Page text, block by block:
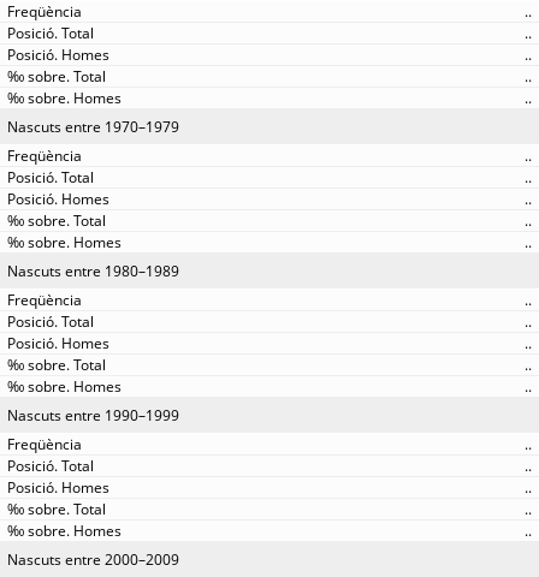
..
..
..
..
..
Nascuts entre 1970–1979
..
..
..
..
..
Nascuts entre 1980–1989
..
..
..
..
..
Nascuts entre 1990–1999
..
..
..
..
..
Nascuts entre 2000–2009